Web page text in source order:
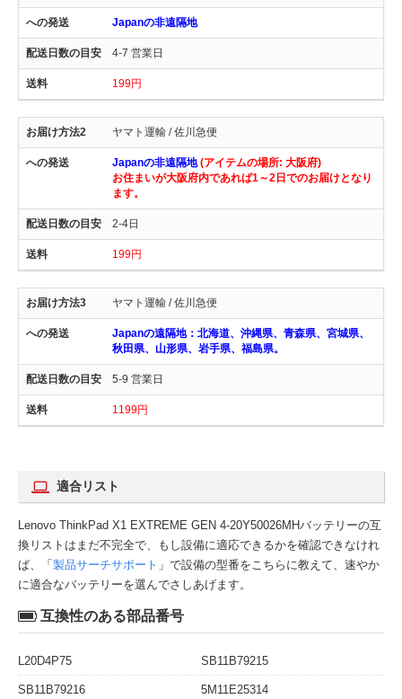
Japanの非遠隔地
4-7 営業日
199円
ヤマト運輸 / 佐川急便
Japanの非遠隔地(アイテムの場所: 大阪府)
お住まいが大阪府内であれば1～2日でのお届けとなり
ます。
2-4日
199円
ヤマト運輸 / 佐川急便
Japanの遠隔地：北海道、沖縄県、青森県、宮城県、
秋田県、山形県、岩手県、福島県。
5-9 営業日
1199円
適合リスト
Lenovo ThinkPad X1 EXTREME GEN 4-20Y50026MHバッテリーの互
換リストはまだ不完全で、もし設備に適応できるかを確認できなけれ
ば、「 製品サーチサポート 」で設備の型番をこちらに教えて、速やか
に適合なバッテリーを選んでさしあげます。
互換性のある部品番号
L20D4P75 SB11B79215
SB11B79216 5M11E25314